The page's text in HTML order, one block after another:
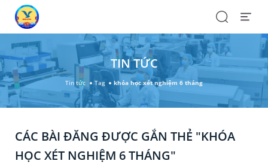
SearchOpen
TIN TỨC
Tin tức Tag khóa học xét nghiệm 6 tháng
CÁC BÀI ĐĂNG ĐƯỢC GẮN THẺ "KHÓA
HỌC XÉT NGHIỆM 6 THÁNG"